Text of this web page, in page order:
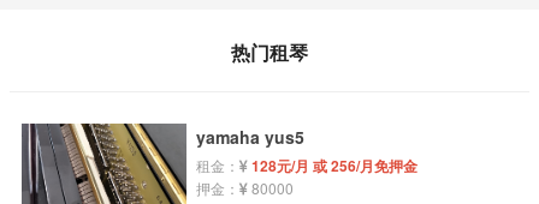
热门租琴
yamaha yus5
租金： 128元/月 或 256/月免押金
押金： 80000